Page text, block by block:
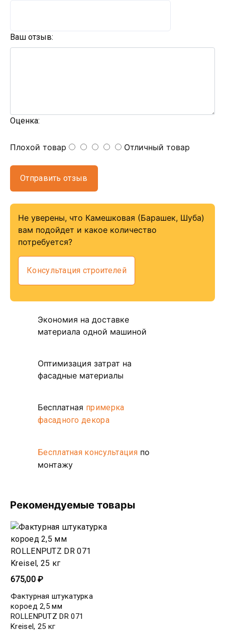
Ваш отзыв:
Оценка:
Плохой товар Отличный товар
Отправить отзыв
Не уверены, что Камешковая (Барашек, Шуба)
вам подойдет и какое количество
потребуется?
Консультация строителей
Экономия на доставке
материала одной машиной
Оптимизация затрат на
фасадные материалы
Бесплатная примерка
фасадного декора
Бесплатная консультацияпо
монтажу
Рекомендуемые товары
675,00 ₽
Фактурная штукатурка
короед 2,5 мм
ROLLENPUTZ DR 071
Kreisel, 25 кг